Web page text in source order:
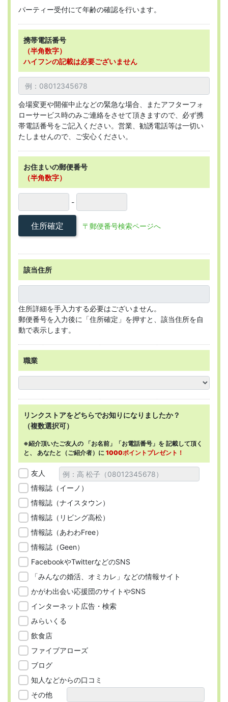
パーティー受付にて年齢の確認を行います。
携帯電話番号
（半角数字）
ハイフンの記載は必要ございません
会場変更や開催中止などの緊急な場合、またアフターフォ
ローサービス時のみご連絡をさせて頂きますので、必ず携
帯電話番号をご記入ください。営業、勧誘電話等は一切い
たしませんので、ご安心ください。
お住まいの郵便番号
（半角数字）
-
住所確定 〒郵便番号検索ページへ
該当住所
住所詳細を手入力する必要はございません。
郵便番号を入力後に「住所確定」を押すと、該当住所を自
動で表示します。
職業
リンクストアをどちらでお知りになりましたか？
（複数選択可）
※紹介頂いたご友人の 「お名前」「お電話番号」を 記載して頂く
と、 あなたと（ご紹介者）に 1000ポイントプレゼント！
友人
情報誌（イーノ）
情報誌（ナイスタウン）
情報誌（リビング高松）
情報誌（あわわFree）
情報誌（Geen）
FacebookやTwitterなどのSNS
「みんなの婚活、オミカレ」などの情報サイト
かがわ出会い応援団のサイトやSNS
インターネット広告・検索
みらいくる
飲食店
ファイブアローズ
ブログ
知人などからの口コミ
その他